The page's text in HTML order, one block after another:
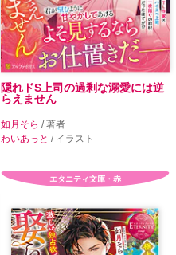
隠れドS上司の過剰な溺愛には逆
らえません
如月そら / 著者
わいあっと / イラスト
エタニティ文庫・赤